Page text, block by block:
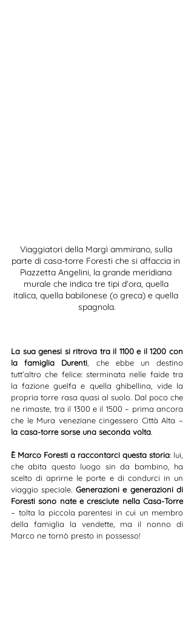
Viaggiatori della Margì ammirano, sulla
parte di casa-torre Foresti che si affaccia in
Piazzetta Angelini, la grande meridiana
murale che indica tre tipi d’ora, quella
italica, quella babilonese (o greca) e quella
spagnola.
La sua genesi si ritrova tra il 1100 e il 1200 con
la famiglia Durenti, che ebbe un destino
tutt’altro che felice: sterminata nelle faide tra
la fazione guelfa e quella ghibellina, vide la
propria torre rasa quasi al suolo. Dal poco che
ne rimaste, tra il 1300 e il 1500 – prima ancora
la casa-torre sorse una seconda volta.
È Marco Foresti a raccontarci questa storia: lui,
che abita questo luogo sin da bambino, ha
scelto di aprirne le porte e di condurci in un
viaggio speciale. Generazioni e generazioni di
Foresti sono nate e cresciute nella Casa-Torre
– tolta la piccola parentesi in cui un membro
della famiglia la vendette, ma il nonno di
Marco ne tornò presto in possesso!